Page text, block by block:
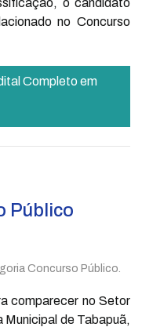
no Concurso
Completo em
Público
Concurso Público.
comparecer no Setor
de Tabapuã,